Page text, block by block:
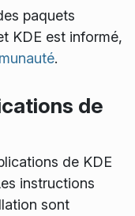
paquets
KDE est informé,
.
de
de KDE
instructions
sont